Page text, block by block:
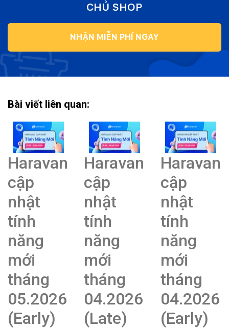
CHỦ SHOP
NHẬN MIỄN PHÍ NGAY
Bài viết liên quan:
Haravan
cập
nhật
tính
năng
mới
tháng
05.2026
(Early)
Haravan
cập
nhật
tính
năng
mới
tháng
04.2026
(Late)
Haravan
cập
nhật
tính
năng
mới
tháng
04.2026
(Early)